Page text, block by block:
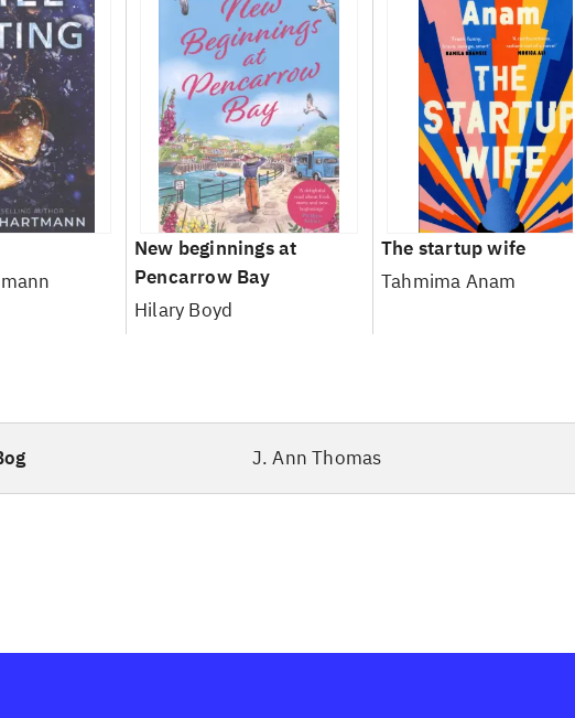
New beginnings at
Pencarrow Bay
Hilary Boyd
The startup wife
Tahmima Anam
J. Ann Thomas